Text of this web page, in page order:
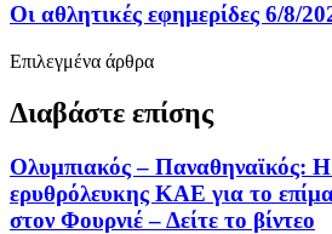
Οι αθλητικές εφημερίδες 6/8/
Επιλεγμένα άρθρα
Διαβάστε επίσης
Ολυμπιακός – Παναθηναϊκός:
ερυθρόλευκης ΚΑΕ για το
στον Φουρνιέ – Δείτε το βίντεο